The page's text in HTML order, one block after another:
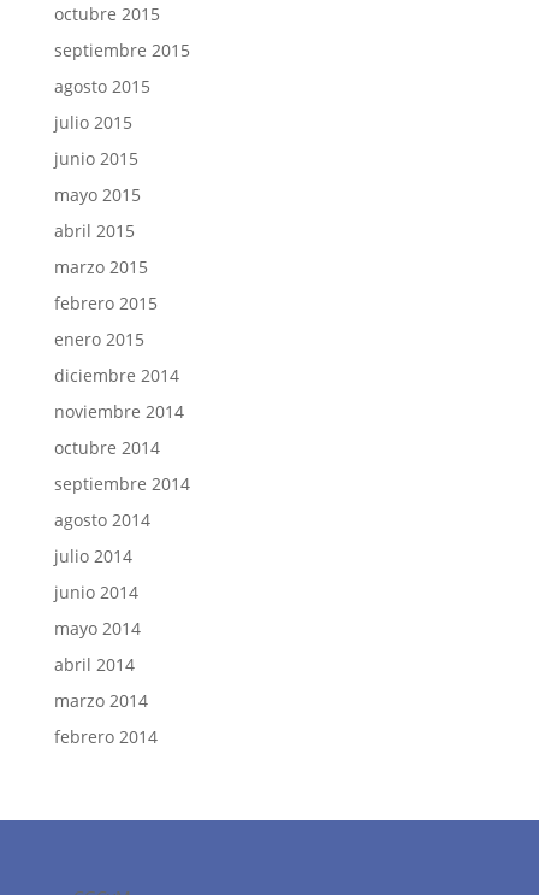
octubre 2015
septiembre 2015
agosto 2015
julio 2015
junio 2015
mayo 2015
abril 2015
marzo 2015
febrero 2015
enero 2015
diciembre 2014
noviembre 2014
octubre 2014
septiembre 2014
agosto 2014
julio 2014
junio 2014
mayo 2014
abril 2014
marzo 2014
febrero 2014